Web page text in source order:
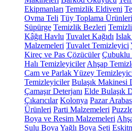
Ekipmanları Temizlik Eldiveni
Ovma Teli Tüy Toplama Ürünleri
Süpürge Temizlik Bezleri
Kâğıt Havlu Tuvalet Kağıdı
Malzemeleri Tuvalet Temizleyici
Kireç ve Pas Çözücüler Çubuklu
Halı Temizleyiciler Ahşap
Cam ve Parlak Yüzey
Temizleyiciler Bulaşık Makinesi
Çamaşır Deterjanı Elde Bulaşık
Çıkarıcılar Kolonya Pazar
Ürünleri Parti Malzemeleri
Boya ve Resim Malzemeleri
Sulu Boya Yağlı Boya Seti